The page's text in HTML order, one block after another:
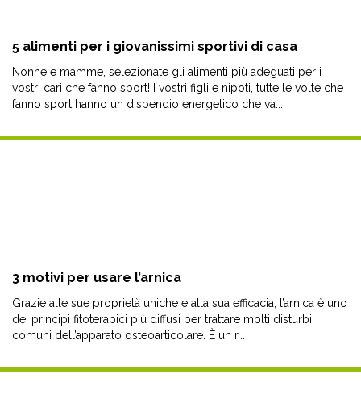
5 alimenti per i giovanissimi sportivi di casa
Nonne e mamme, selezionate gli alimenti più adeguati per i
vostri cari che fanno sport! I vostri figli e nipoti, tutte le volte che
fanno sport hanno un dispendio energetico che va...
3 motivi per usare l’arnica
Grazie alle sue proprietà uniche e alla sua efficacia, l’arnica è uno
dei principi fitoterapici più diffusi per trattare molti disturbi
comuni dell’apparato osteoarticolare. È un r...